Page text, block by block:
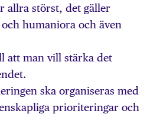
allra störst, det gäller
humaniora och även
att man vill stärka det
ska organiseras med
prioriteringar och